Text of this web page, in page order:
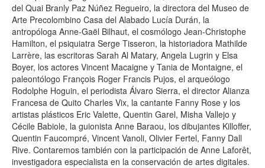
del Quai Branly Paz Núñez Regueiro, la directora del Museo de
Arte Precolombino Casa del Alabado Lucía Durán, la
antropóloga Anne-Gaël Bilhaut, el cosmólogo Jean-Christophe
Hamilton, el psiquiatra Serge Tisseron, la historiadora Mathilde
Larrère, las escritoras Sarah Al Matary, Angela Lugrin y Elsa
Boyer, los actores Vincent Macaigne y Tania de Montaigne, el
paleontólogo François Roger Francis Pujos, el arqueólogo
Rodolphe Hoguin, el periodista Álvaro Sierra, el director Alianza
Francesa de Quito Charles Vix, la cantante Fanny Rose y los
artistas plásticos Eric Valette, Quentin Garel, Misha Vallejo y
Cécile Babiole, la guionista Anne Baraou, los dibujantes Killoffer,
Quentin Faucompré, Vincent Vanoli, Olivier Fertel, Fanny Dall
Rive. Contaremos también con la participación de Anne Laforêt,
investigadora especialista en la conservación de artes digitales.